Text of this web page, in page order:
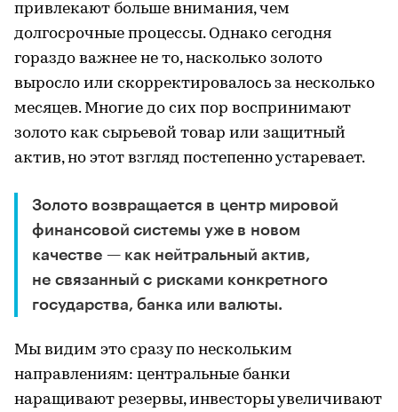
привлекают больше внимания, чем
долгосрочные процессы. Однако сегодня
гораздо важнее не то, насколько золото
выросло или скорректировалось за несколько
месяцев. Многие до сих пор воспринимают
золото как сырьевой товар или защитный
актив, но этот взгляд постепенно устаревает.
Золото возвращается в центр мировой
финансовой системы уже в новом
качестве — как нейтральный актив,
не связанный с рисками конкретного
государства, банка или валюты.
Мы видим это сразу по нескольким
направлениям: центральные банки
наращивают резервы, инвесторы увеличивают